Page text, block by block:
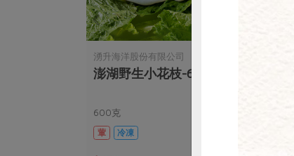
湧升海洋股份有限公司
澎湖野生小花枝-600g
600克
葷
冷凍